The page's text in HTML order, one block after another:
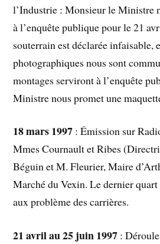
l’Industrie : Monsieur le Ministre
à l’enquête publique pour le 21
souterrain est déclarée infaisable,
photographiques nous sont
montages serviront à l’enquête
Ministre nous promet une
18 mars 1997 : Émission sur
Mmes Cournault et Ribes
Béguin et M. Fleurier, Maire
Marché du Vexin. Le dernier quart
aux problème des carrières.
21 avril au 25 juin 1997 :